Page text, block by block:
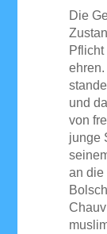
Die
und
von
junge
an die